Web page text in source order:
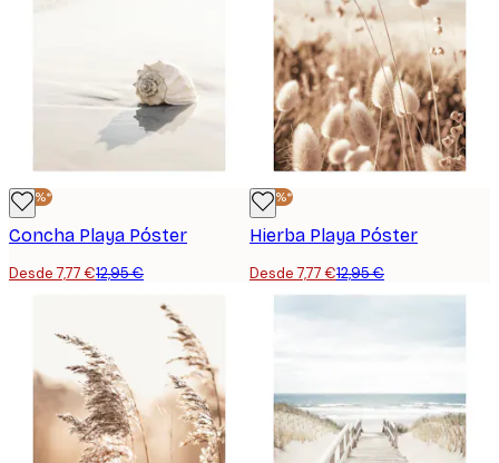
-40%*
Concha Playa Póster
Desde 7,77 €12,95 €
-40%*
Hierba Playa Póster
Desde 7,77 €12,95 €